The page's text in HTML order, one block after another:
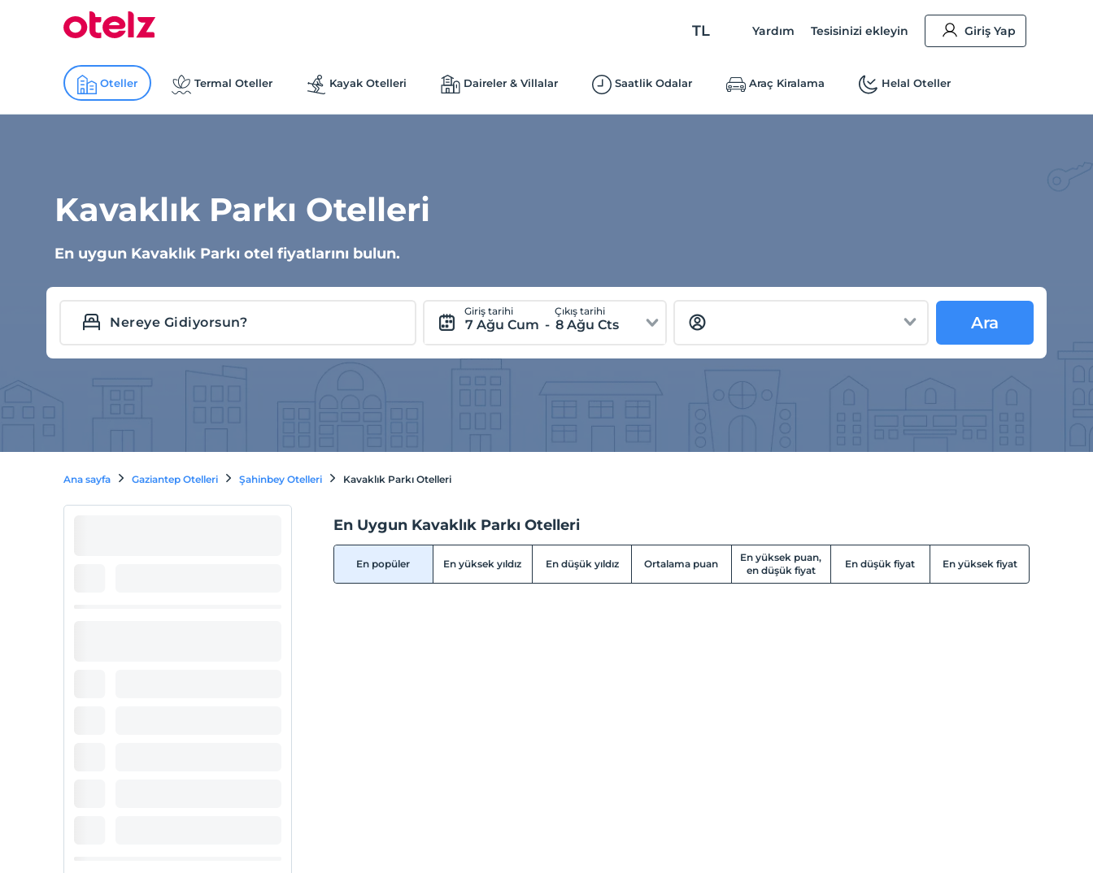
TL Yardım Tesisinizi ekleyin Giriş Yap
Oteller Termal Oteller Kayak Otelleri Daireler & Villalar Saatlik Odalar Araç Kiralama Helal Oteller
Kavaklık Parkı Otelleri
En uygun Kavaklık Parkı otel fiyatlarını bulun.
Giriş tarihi
7 Ağu Cum -
Çıkış tarihi
8 Ağu Cts Ara
Ana sayfa Gaziantep Otelleri Şahinbey Otelleri Kavaklık Parkı Otelleri
En Uygun Kavaklık Parkı Otelleri
En popüler En yüksek yıldız En düşük yıldız Ortalama puan
En yüksek puan,
en düşük fiyat
En düşük fiyat En yüksek fiyat